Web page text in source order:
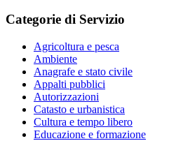
Categorie di Servizio
Agricoltura e pesca
Ambiente
Anagrafe e stato civile
Appalti pubblici
Autorizzazioni
Catasto e urbanistica
Cultura e tempo libero
Educazione e formazione